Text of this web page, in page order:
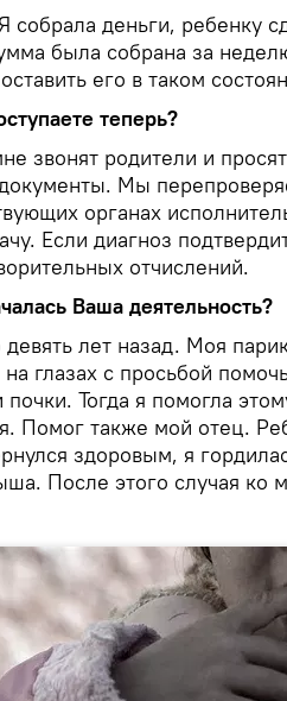
собрала деньги, ребенку
была собрана за
его в таком
теперь?
звонят родители и
Мы
органах
Если диагноз
отчислений.
Ваша деятельность?
лет назад. Моя
глазах с просьбой
почки. Тогда я помогла
Помог также мой отец.
здоровым, я
После этого случая ко